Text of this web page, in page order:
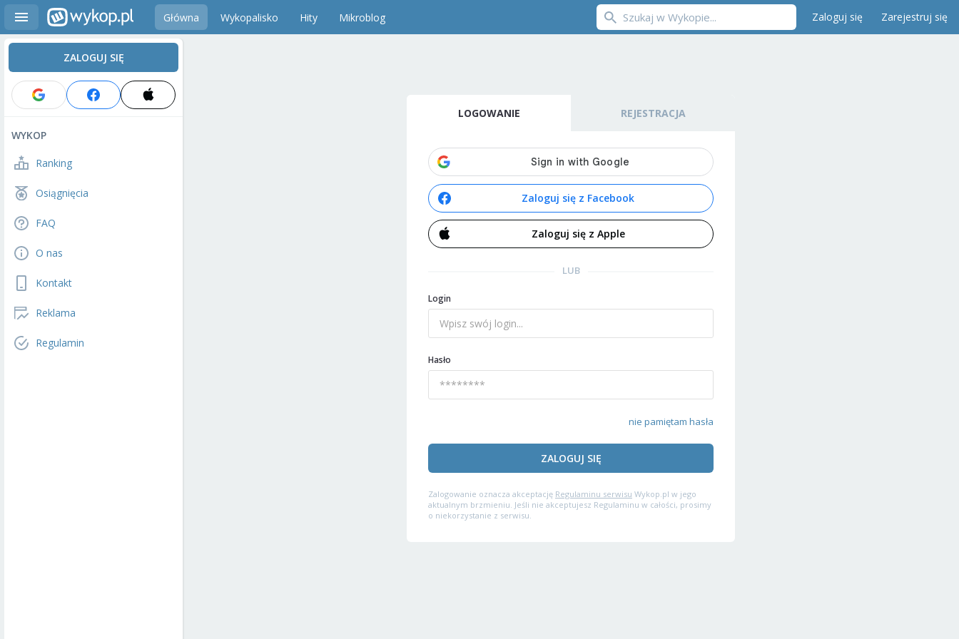
Główna Wykopalisko Hity Mikroblog Zaloguj się Zarejestruj się
ZALOGUJ SIĘ
WYKOP
Ranking
Osiągnięcia
FAQ
O nas
Kontakt
Reklama
Regulamin
LOGOWANIE REJESTRACJA
Zaloguj się z Facebook
Zaloguj się z Apple
LUB
Login
Hasło
nie pamiętam hasła
ZALOGUJ SIĘ
Zalogowanie oznacza akceptację Regulaminu serwisu Wykop.pl w jego
aktualnym brzmieniu. Jeśli nie akceptujesz Regulaminu w całości, prosimy
o niekorzystanie z serwisu.